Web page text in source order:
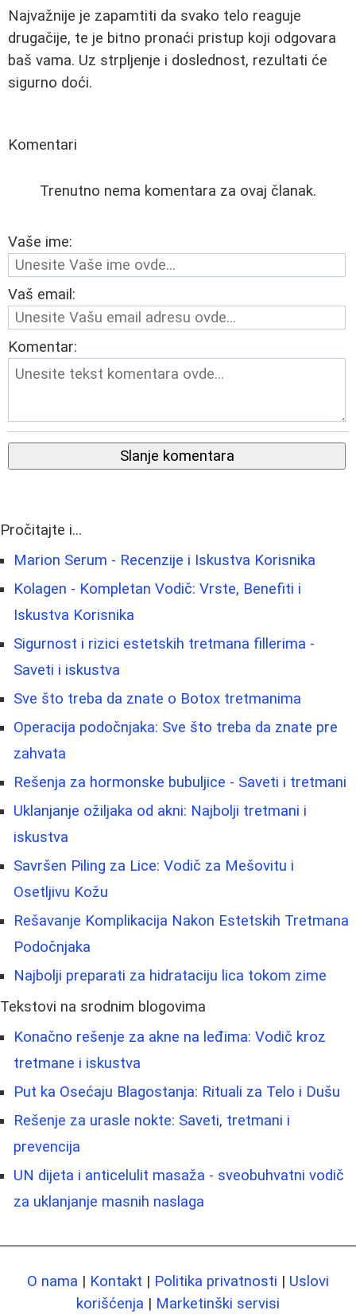
Najvažnije je zapamtiti da svako telo reaguje
drugačije, te je bitno pronaći pristup koji odgovara
baš vama. Uz strpljenje i doslednost, rezultati će
sigurno doći.
Komentari
Trenutno nema komentara za ovaj članak.
Vaše ime:
Vaš email:
Komentar:
Slanje komentara
Pročitajte i...
Marion Serum - Recenzije i Iskustva Korisnika
Kolagen - Kompletan Vodič: Vrste, Benefiti i
Iskustva Korisnika
Sigurnost i rizici estetskih tretmana fillerima -
Saveti i iskustva
Sve što treba da znate o Botox tretmanima
Operacija podočnjaka: Sve što treba da znate pre
zahvata
Rešenja za hormonske bubuljice - Saveti i tretmani
Uklanjanje ožiljaka od akni: Najbolji tretmani i
iskustva
Savršen Piling za Lice: Vodič za Mešovitu i
Osetljivu Kožu
Rešavanje Komplikacija Nakon Estetskih Tretmana
Podočnjaka
Najbolji preparati za hidrataciju lica tokom zime
Tekstovi na srodnim blogovima
Konačno rešenje za akne na leđima: Vodič kroz
tretmane i iskustva
Put ka Osećaju Blagostanja: Rituali za Telo i Dušu
Rešenje za urasle nokte: Saveti, tretmani i
prevencija
UN dijeta i anticelulit masaža - sveobuhvatni vodič
za uklanjanje masnih naslaga
O nama | Kontakt | Politika privatnosti | Uslovi
korišćenja | Marketinški servisi